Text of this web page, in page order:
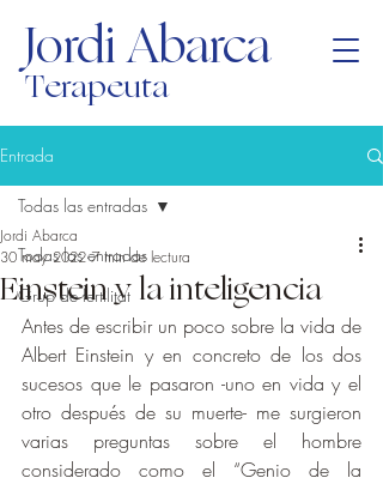
Jordi Abarca
Terapeuta
Entrada
Todas las entradas
Grup de fertilitat
Todas las entradas
Einstein y la inteligencia
Jordi Abarca
30 may 2022 7 min de lectura
Antes de escribir un poco sobre la vida de
Albert Einstein y en concreto de los dos
sucesos que le pasaron -uno en vida y el
otro después de su muerte- me surgieron
varias preguntas sobre el hombre
considerado como el “Genio de la